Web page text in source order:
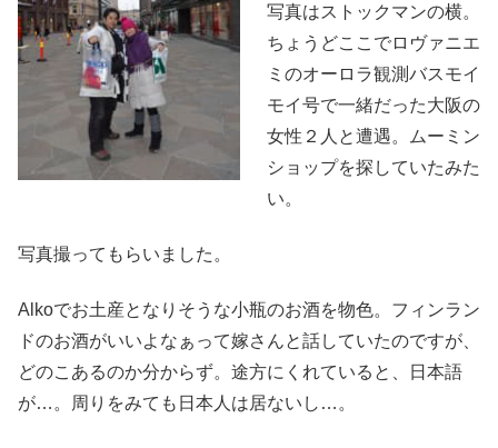
写真はストックマンの横。
ちょうどここでロヴァニエ
ミのオーロラ観測バスモイ
モイ号で一緒だった大阪の
女性２人と遭遇。ムーミン
ショップを探していたみた
い。
写真撮ってもらいました。
Alkoでお土産となりそうな小瓶のお酒を物色。フィンラン
ドのお酒がいいよなぁって嫁さんと話していたのですが、
どのこあるのか分からず。途方にくれていると、日本語
が…。周りをみても日本人は居ないし…。